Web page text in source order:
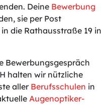
Deine Bewerbung
sie per Post
die Rathausstraße 19 in
Bewerbungsgespräch
halten wir nützliche
aller Berufsschulen in
Augenoptiker-